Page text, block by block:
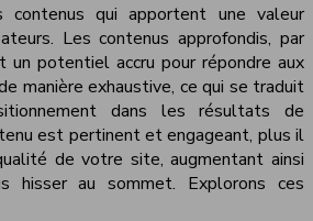
contenus qui apportent une valeur
Les contenus approfondis, par
un potentiel accru pour répondre aux
manière exhaustive, ce qui se traduit
dans les résultats de
est pertinent et engageant, plus il
de votre site, augmentant ainsi
hisser au sommet. Explorons ces